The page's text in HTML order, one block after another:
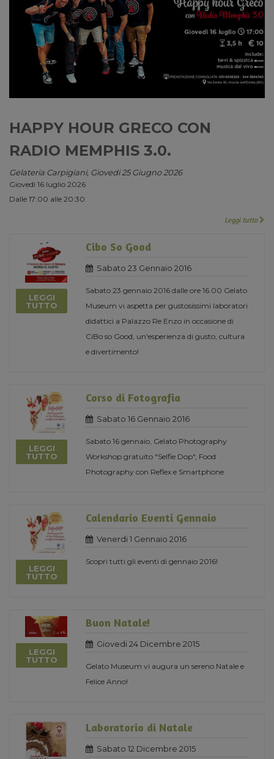
HAPPY HOUR GRECO CON
RADIO MEMPHIS 3.0.
Gelateria Carpigiani, Giovedi 25 Giugno 2026
Giovedì 16 luglio 2026
Dalle 17:00 alle 20:30
Leggi tutto
LEGGI
TUTTO
Cibo So Good
Sabato 23 Gennaio 2016
Sabato 23 gennaio 2016 dalle ore 16.00 Gelato
Museum vi aspetta per gustosissimi laboratori
didattici a Palazzo Re Enzo in occasione di
CiBo so Good, un'esperienza di gusto, cultura
e divertimento!
LEGGI
TUTTO
Corso di Fotografia
Sabato 16 Gennaio 2016
Sabato 16 gennaio, Gelato Photography
Workshop gratuito "Selfie Dop", Food
Photography con Reflex e Smartphone
LEGGI
TUTTO
Calendario Eventi Gennaio
Venerdi 1 Gennaio 2016
Scopri tutti gli eventi di gennaio 2016!
LEGGI
TUTTO
Buon Natale!
Giovedi 24 Dicembre 2015
Gelato Museum vi augura un sereno Natale e
Felice Anno!
Laboratorio di Natale
Sabato 12 Dicembre 2015